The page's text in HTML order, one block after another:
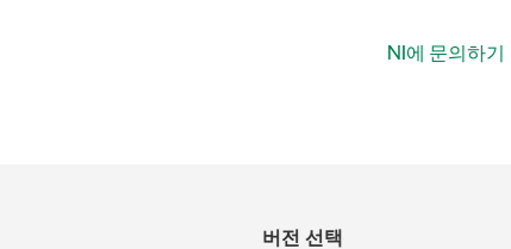
NI에 문의하기
버전 선택